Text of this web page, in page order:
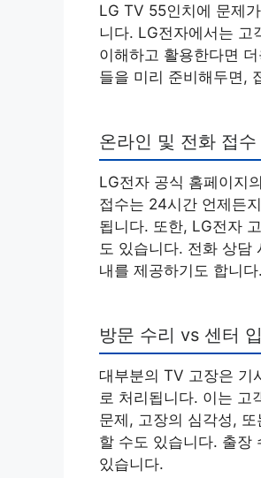
LG TV 55인치에 문제
니다. LG전자에서는 고
이해하고 활용한다면
들을 미리 준비해두면,
온라인 및 전화 접수
LG전자 공식 홈페이지
접수는 24시간 언제든
됩니다. 또한, LG전자
도 있습니다. 전화 상담
내를 제공하기도 합니다.
방문 수리 vs 센터
대부분의 TV 고장은 기
로 처리됩니다. 이는 고
문제, 고장의 심각성,
할 수도 있습니다. 출장
있습니다.